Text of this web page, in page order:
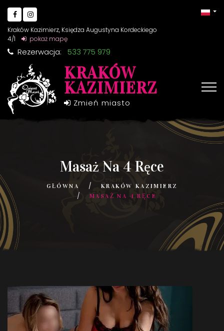
Kraków Kazimierz, Księdza Augustyna Kordeckiego
4/1
pokaż mapę
Rezerwacja: 533 775 979
KRAKÓW
KAZIMIERZ
Zmień miasto
Masaż Na 4 Ręce
GŁÓWNA
KRAKÓW KAZIMIERZ
MASAŻ NA 4 RĘCE